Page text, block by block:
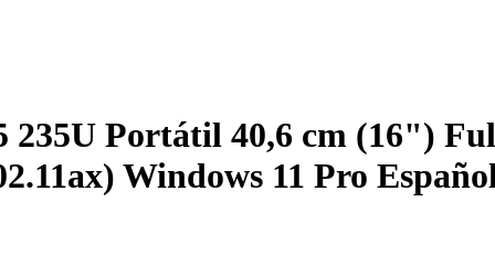
235U Portátil 40,6 cm (16")
Windows 11 Pro